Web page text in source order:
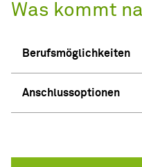
Was kommt
Berufsmöglichkeiten
Anschlussoptionen